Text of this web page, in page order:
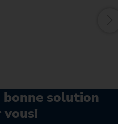
bonne solution